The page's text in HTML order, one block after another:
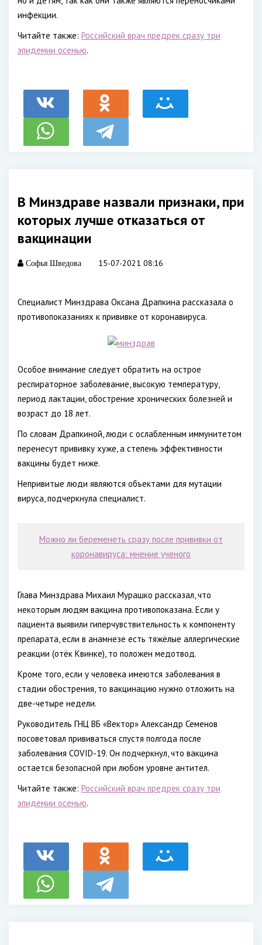
инфекции.
Читайте также: Российский врач предрек сразу три
эпидемии осенью.
В Минздраве назвали признаки, при
которых лучше отказаться от
вакцинации
Софья Шведова 15-07-2021 08:16
Специалист Минздрава Оксана Драпкина рассказала о
противопоказаниях к прививке от коронавируса.
Особое внимание следует обратить на острое
респираторное заболевание, высокую температуру,
период лактации, обострение хронических болезней и
возраст до 18 лет.
По словам Драпкиной, люди с ослабленным иммунитетом
перенесут прививку хуже, а степень эффективности
вакцины будет ниже.
Непривитые люди являются объектами для мутации
вируса, подчеркнула специалист.
Можно ли беременеть сразу после прививки от
коронавируса: мнение ученого
Глава Минздрава Михаил Мурашко рассказал, что
некоторым людям вакцина противопоказана. Если у
пациента выявили гиперчувствительность к компоненту
препарата, если в анамнезе есть тяжёлые аллергические
реакции (отёк Квинке), то положен медотвод.
Кроме того, если у человека имеются заболевания в
стадии обострения, то вакцинацию нужно отложить на
две-четыре недели.
Руководитель ГНЦ ВБ «Вектор» Александр Семенов
посоветовал прививаться спустя полгода после
заболевания COVID-19. Он подчеркнул, что вакцина
остается безопасной при любом уровне антител.
Читайте также: Российский врач предрек сразу три
эпидемии осенью.